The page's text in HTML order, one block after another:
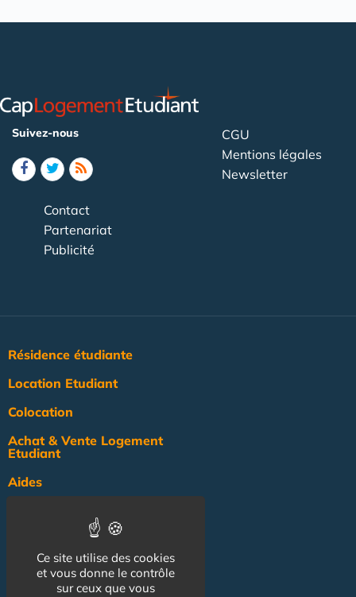
Suivez-nous
CGU
Mentions légales
Newsletter
Contact
Partenariat
Publicité
Résidence étudiante
Location Etudiant
Colocation
Achat & Vente Logement
Etudiant
Aides
Ce site utilise des cookies
et vous donne le contrôle
sur ceux que vous